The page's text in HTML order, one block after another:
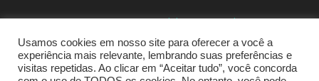
Contato:contato@odebateon.com.br /
comercia@odebateon.com.br
Usamos cookies em nosso site para oferecer a você a
experiência mais relevante, lembrando suas preferências e
visitas repetidas. Ao clicar em “Aceitar tudo”, você concorda